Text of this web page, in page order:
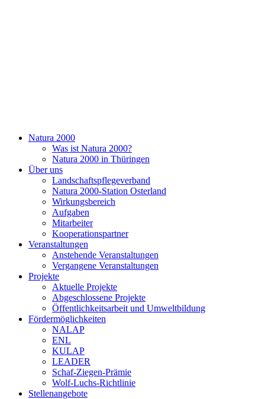
Natura 2000
Was ist Natura 2000?
Natura 2000 in Thüringen
Über uns
Landschaftspflegeverband
Natura 2000-Station Osterland
Wirkungsbereich
Aufgaben
Mitarbeiter
Kooperationspartner
Veranstaltungen
Anstehende Veranstaltungen
Vergangene Veranstaltungen
Projekte
Aktuelle Projekte
Abgeschlossene Projekte
Öffentlichkeitsarbeit und Umweltbildung
Fördermöglichkeiten
NALAP
ENL
KULAP
LEADER
Schaf-Ziegen-Prämie
Wolf-Luchs-Richtlinie
Stellenangebote